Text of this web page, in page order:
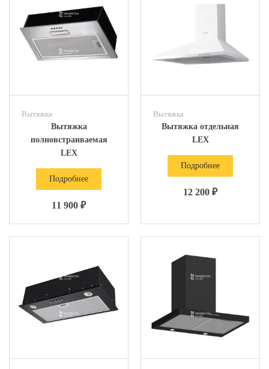
Вытяжка
Вытяжка
полновстраиваемая
LEX
Подробнее
11 900 ₽
Вытяжка
Вытяжка отдельная
LEX
Подробнее
12 200 ₽